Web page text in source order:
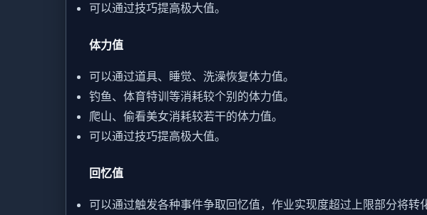
可以通过技巧提高极大值。
体力值
可以通过道具、睡觉、洗澡恢复体力值。
钓鱼、体育特训等消耗较个别的体力值。
爬山、偷看美女消耗较若干的体力值。
可以通过技巧提高极大值。
回忆值
可以通过触发各种事件争取回忆值，作业实现度超过上限部分将转